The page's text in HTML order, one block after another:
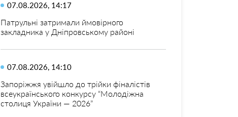
07.08.2026, 14:17
Патрульні затримали ймовірного
закладника у Дніпровському районі
07.08.2026, 14:10
Запоріжжя увійшло до трійки фіналістів
всеукраїнського конкурсу “Молодіжна
столиця України — 2026”